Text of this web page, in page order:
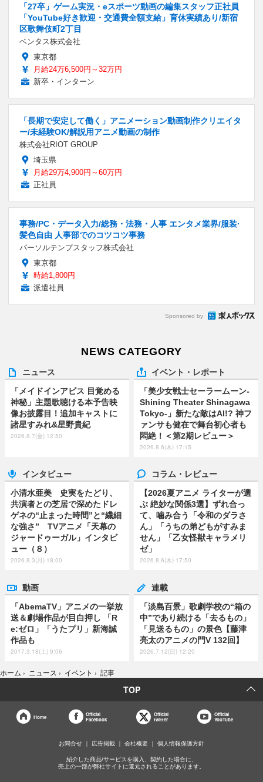
「27卒」ゲーム実況・eスポーツ動画の編集スタッフ正社員
「YouTube好き歓迎・交通費全額支給」育休実績あり/新宿
区歌舞伎町2丁目
ベンタス株式会社
東京都
月給24万6,500円～32万円
新卒・インターン
「長期で安定して働く」アニメーション動画制作クリエイタ
ー/未経験OK/解説用アニメ動画の制作
株式会社RIOT GROUP
埼玉県
月給29万4,900円～60万円
正社員
事務/PC・データ入力/総務・法務・人事 エンタメ業界/服装·
髪色自由 人事部でのコツコツ事務
パーソルテンプスタッフ株式会社
東京都
時給1,800円
派遣社員
Sponsored by
NEWS CATEGORY
ニュース
「メイドインアビス 目覚める
神秘」主題歌聴ける本予告映
像お披露目！追加キャストに
諸星すみれ&星野貴紀
2026.8.7(金) 12:50
イベント・レポート
「美少女戦士セーラームーン-
Shining Theater Shinagawa
Tokyo-」新たな敵はAI!? 神フ
ァンサも健在で舞台初心者も
悶絶！＜第2期レビュー＞
2026.8.6(木) 17:15
インタビュー
小清水亜美 史実をたどり、
共演者との芝居で深めたドレ
ゲネの“止まった時間”と“繊細
な強さ” TVアニメ「天幕の
ジャードゥーガル」インタビ
ュー（８）
2026.8.3(月) 18:00
コラム・レビュー
【2026夏アニメ ライターが選
ぶ 絶妙な関係3選】ずれ合っ
て、噛み合う「令和のダラさ
ん」「うちの弟どもがすみま
せん」「乙女怪獣キャラメリ
ゼ」
2026.8.6(木) 17:50
動画
「AbemaTV」アニメの一挙放
送＆劇場作品が目白押し 「R
e:ゼロ」「うたプリ」新海誠
作品も
2017.3.18(土) 9:06
連載
「淡島百景」歌劇学校の“箱の
中”であり続ける「去るもの」
「見送るもの」の景色【藤津
亮太のアニメの門V 132回】
2026.7.12(日) 12:20
ホーム › ニュース › イベント › 記事
TOP
Home
Official
Facebook
Official
twitter
Official
YouTube
お問合せ 広告掲載 会社概要 個人情報保護方針
紹介した商品/サービスを購入、契約した場合に、
売上の一部が弊社サイトに還元されることがあります。